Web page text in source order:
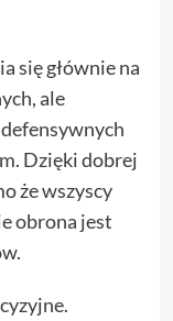
się głównie na
ale
Dzięki dobrej
że wszyscy
obrona jest